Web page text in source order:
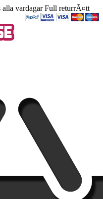
alla vardagar Full returrÃ¤tt